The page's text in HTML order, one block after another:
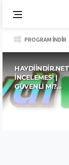
PROGRAM İNDIR
HAYDIINDIR.NET
İNCELEMESI |
GÜVENLI MI?…